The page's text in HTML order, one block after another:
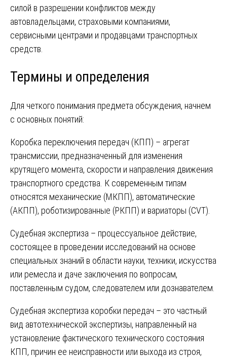
силой в разрешении конфликтов между
автовладельцами, страховыми компаниями,
сервисными центрами и продавцами транспортных
средств.
Термины и определения
Для четкого понимания предмета обсуждения, начнем
с основных понятий:
Коробка переключения передач (КПП) – агрегат
трансмиссии, предназначенный для изменения
крутящего момента, скорости и направления движения
транспортного средства. К современным типам
относятся механические (МКПП), автоматические
(АКПП), роботизированные (РКПП) и вариаторы (CVT).
Судебная экспертиза – процессуальное действие,
состоящее в проведении исследований на основе
специальных знаний в области науки, техники, искусства
или ремесла и даче заключения по вопросам,
поставленным судом, следователем или дознавателем.
Судебная экспертиза коробки передач – это частный
вид автотехнической экспертизы, направленный на
установление фактического технического состояния
КПП, причин ее неисправности или выхода из строя,